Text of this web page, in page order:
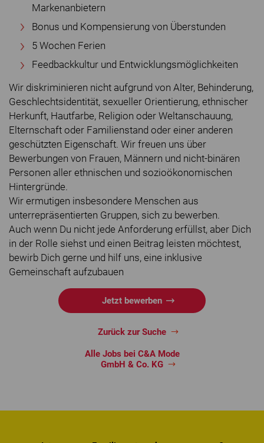
Markenanbietern
Bonus und Kompensierung von Überstunden
5 Wochen Ferien
Feedbackkultur und Entwicklungsmöglichkeiten
Wir diskriminieren nicht aufgrund von Alter, Behinderung,
Geschlechtsidentität, sexueller Orientierung, ethnischer
Herkunft, Hautfarbe, Religion oder Weltanschauung,
Elternschaft oder Familienstand oder einer anderen
geschützten Eigenschaft. Wir freuen uns über
Bewerbungen von Frauen, Männern und nicht-binären
Personen aller ethnischen und sozioökonomischen
Hintergründe.
Wir ermutigen insbesondere Menschen aus
unterrepräsentierten Gruppen, sich zu bewerben.
Auch wenn Du nicht jede Anforderung erfüllst, aber Dich
in der Rolle siehst und einen Beitrag leisten möchtest,
bewirb Dich gerne und hilf uns, eine inklusive
Gemeinschaft aufzubauen
Jetzt bewerben
Zurück zur Suche
Alle Jobs bei C&A Mode
GmbH & Co. KG